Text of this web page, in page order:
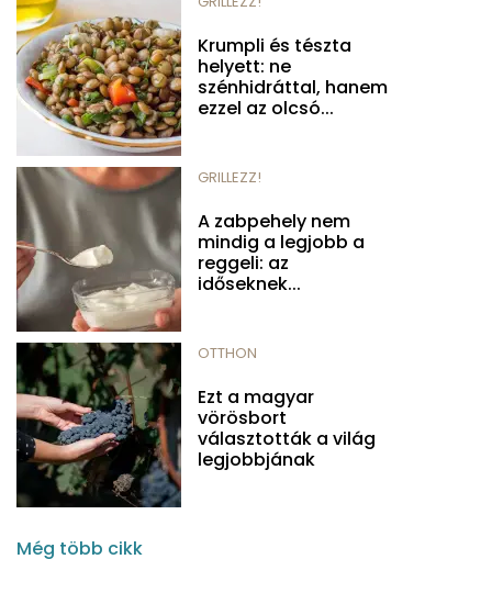
Krumpli és tészta
helyett: ne
szénhidráttal, hanem
ezzel az olcsó...
GRILLEZZ!
A zabpehely nem
mindig a legjobb a
reggeli: az
időseknek...
OTTHON
Ezt a magyar
vörösbort
választották a világ
legjobbjának
Még több cikk